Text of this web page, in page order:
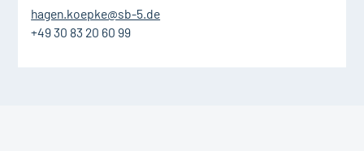
hagen.koepke@sb-5.de
+49 30 83 20 60 99